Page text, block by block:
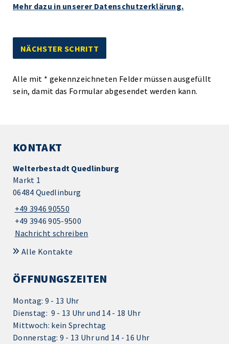
Mehr dazu in unserer Datenschutzerklärung.
Alle mit * gekennzeichneten Felder müssen ausgefüllt
sein, damit das Formular abgesendet werden kann.
KONTAKT
Welterbestadt Quedlinburg
Markt 1
06484 Quedlinburg
+49 3946 90550
+49 3946 905-9500
Nachricht schreiben
Alle Kontakte
ÖFFNUNGSZEITEN
Montag: 9 - 13 Uhr
Dienstag: 9 - 13 Uhr und 14 - 18 Uhr
Mittwoch: kein Sprechtag
Donnerstag: 9 - 13 Uhr und 14 - 16 Uhr